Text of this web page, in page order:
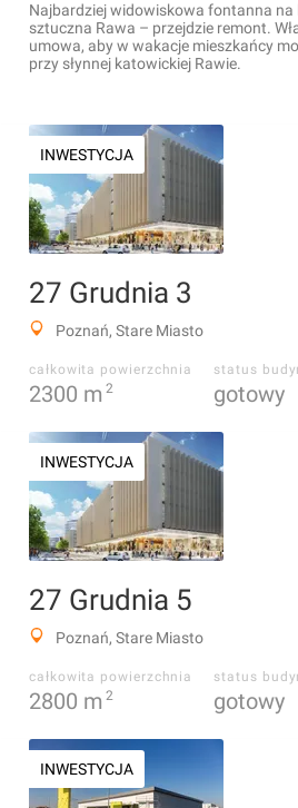
Najbardziej widowiskowa fontanna na
sztuczna Rawa – przejdzie remont.
umowa, aby w wakacje mieszkańcy
przy słynnej katowickiej Rawie.
INWESTYCJA
27 Grudnia 3
Poznań, Stare Miasto
całkowita powierzchnia
2300 m 2
status
gotowy
INWESTYCJA
27 Grudnia 5
Poznań, Stare Miasto
całkowita powierzchnia
2800 m 2
status
gotowy
INWESTYCJA